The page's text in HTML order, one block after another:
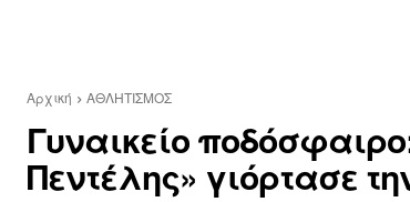
Αρχική ΑΘΛΗΤΙΣΜΟΣ
Γυναικείο
Πεντέλης» γιόρτασε